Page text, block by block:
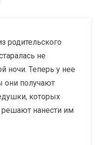
родительского
не
ночи. Теперь у нее
они получают
которых
нанести им